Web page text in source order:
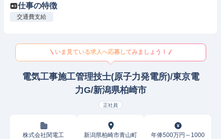
仕事の特徴
交通費支給
いま見ている求人へ応募してみましょう！
電気工事施工管理技士(原子力発電所)/東京電
力G/新潟県柏崎市
正社員
株式会社関電工 新潟県柏崎市青山町
年俸500万円～1000